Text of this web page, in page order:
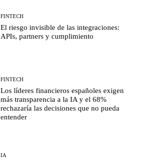
FINTECH
El riesgo invisible de las integraciones:
APIs, partners y cumplimiento
FINTECH
Los líderes financieros españoles exigen
más transparencia a la IA y el 68%
rechazaría las decisiones que no pueda
entender
IA